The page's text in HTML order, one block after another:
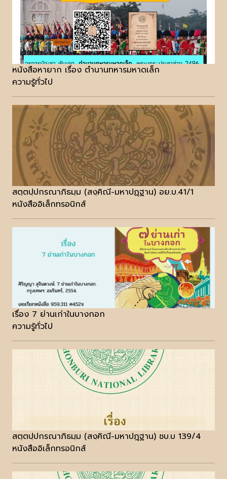
หนังสือหายาก เรื่อง ตำนานทหารมหาดเล็ก
ความรู้ทั่วไป
สตฺตปฺปกรณาภิธมฺม (สงฺคิณี-มหาปฏฺฐาน) อย.บ.41/1
หนังสืออิเล็กทรอนิกส์
เรื่อง 7 ย่านเก่าในบางกอก
ความรู้ทั่วไป
สตฺตปฺปกรณาภิธมฺม (สงฺคิณี-มหาปฎฺฐาน) ชบ.บ 139/4
หนังสืออิเล็กทรอนิกส์